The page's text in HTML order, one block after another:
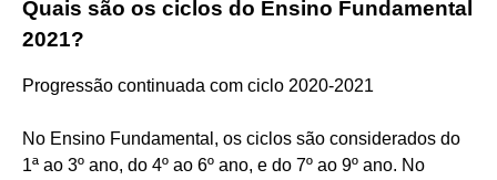
Quais são os ciclos do Ensino Fundamental
2021?
Progressão continuada com ciclo 2020-2021
No Ensino Fundamental, os ciclos são considerados do
1ª ao 3º ano, do 4º ao 6º ano, e do 7º ao 9º ano. No